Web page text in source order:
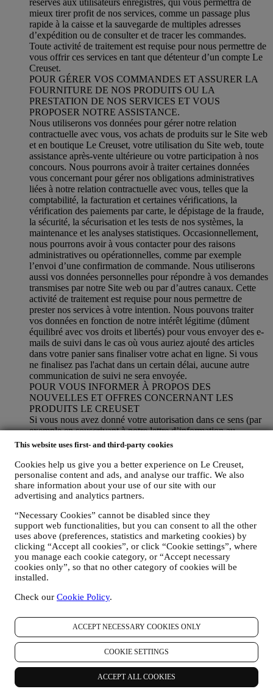
This website uses first- and third-party cookies
Cookies help us give you a better experience on Le Creuset,
personalise content and ads, and analyse our traffic. We also
share information about your use of our site with our
advertising and analytics partners.
“Necessary Cookies” cannot be disabled since they
support web functionalities, but you can consent to all the other
uses above (preferences, statistics and marketing cookies) by
clicking “Accept all cookies”, or click “Cookie settings”, where
you manage each cookie category, or “Accept necessary
cookies only”, so that no other category of cookies will be
installed.
Check our Cookie Policy.
ACCEPT NECESSARY COOKIES ONLY
COOKIE SETTINGS
ACCEPT ALL COOKIES
réservés aux utilisateurs enregistrés, qui vous permettra de
mieux tirer profit de nos services, comme un passage plus
rapide à la caisse et la sauvegarde de multiples adresses
d’expédition ou de consulter et de tracer les commandes.
Toute activité de traitement est requise pour nous permettre de
vous offrir ces services en tant que détenteur d’un compte Le
Creuset.
POUR GÉRER VOS COMMANDES ET ASSURER LA
FOURNITURE DE NOS PRODUITS OU LA
PRESTATION DE NOS SERVICES ET VOUS
PROPOSER NOTRE ASSISTANCE.
Nous utiliserons vos données pour gérer notre relation
contractuelle avec vous, vos achats de produits sur le Site web
et en boutique Le Creuset, votre utilisation du Site web, toute
assistance après-vente ultérieure ou votre participation à nos
concours. Nous pourrons avoir à traiter certaines données
vous concernant pour gérer nos obligations administratives
liées à notre relation contractuelle avec vous, telles que la
comptabilité, la facturation et certaines vérifications, la
vérification des paiements par carte, le dépistage de la fraude,
la sécurité, la sécurisation et les tests de nos systèmes, la
maintenance et les analyses statistiques. Occasionnellement,
nous pourrons avoir à vous contacter pour des raisons
administratives ou opérationnelles, comme par exemple
l’envoi d’une confirmation de commande. Nous utiliserons
aussi vos données personnelles pour répondre à vos demandes
transmises par notre Site web ou par d’autres canaux. Cette
activité de traitement est requise pour nous permettre de
prester nos services à votre intention. Nous pouvons traiter
vos données en fonction de notre intérêt légitime (dûment
équilibré avec vos droits et libertés) pour vous envoyer des e-
mails de suivi dans le cas où vous auriez ajouté des articles
dans votre panier sans finaliser votre achat en ligne. Si vous
ne finalisez pas l'achat dans un certain délai, aucune autre
communication de suivi ne sera envoyée.
POUR VOUS INFORMER À PROPOS DES
NOUVELLES ET OFFRES CONCERNANT LES
PRODUITS LE CREUSET
Si vous nous avez donné votre autorisation dans ce sens (par
exemple en souscrivant à notre lettre d’information au
moment de créer un compte sur le Site web), nous vous ferons
parvenir des communications de marketing personnalisées et
des nouvelles concernant les initiatives lancées par Le Creuset
et promues par les filiales de son groupe, ou par ses affiliés et
partenaires locaux, ceci en fonction de vos préférences. Nous
vous contacterons par e-mail, par SMS ou par les réseaux
telles communications seront liées aux produits Le Creuset,
aux ouvertures de nouveaux magasins, aux événements
exclusifs, concours, enquêtes et démonstrations organisés par
Le Creuset ou à des offres spéciales qui pourraient vous
intéresser. Ces communications pourront être sélectionnées ou
rédigées spécialement à votre intention, sur base de données
l’historique de vos achats ou vos préférences en ce qui
mieux cerner vos centres d’intérêt. Ceci nous permettra de
personnaliser nos communications afin de les rendre plus
pertinentes et intéressantes. Il n’y aura aucun autre effet. Nous
collectons aussi des données statistiques concernant
l’ouverture des e-mails et les clics, utilisant à cet effet des
technologies industrielles standard pour nous aider dans le
monitoring de nos lettres d’information. Ce traitement est basé